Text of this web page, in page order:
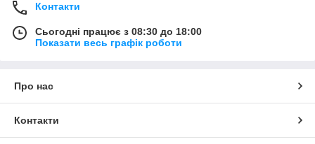
Контакти
Сьогодні працює з 08:30 до 18:00
Показати весь графік роботи
Про нас
Контакти